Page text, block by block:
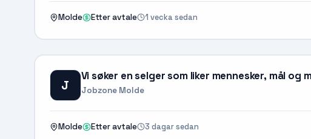
Molde Etter avtale 1 vecka sedan
J
Vi søker en selger som liker mennesker, mål og
Jobzone Molde
Molde Etter avtale 3 dagar sedan